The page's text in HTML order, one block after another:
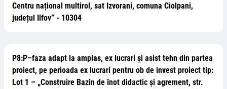
Centru național multirol, sat Izvorani, comuna Ciolpani,
județul Ilfov” - 10304
P8:P–faza adapt la amplas, ex lucrari și asist tehn din partea
proiect, pe perioada ex lucrari pentru ob de invest proiect tip:
Lot 1 – „Construire Bazin de înot didactic și agrement, str.